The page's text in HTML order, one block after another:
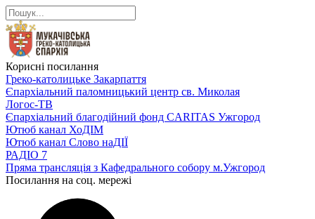
Корисні посилання
Греко-католицьке Закарпаття
Єпархіальний паломницький центр св. Миколая
Логос-ТВ
Єпархіальний благодійний фонд CARITAS Ужгород
Ютюб канал ХоДІМ
Ютюб канал Слово наДІЇ
РАДІО 7
Пряма трансляція з Кафедрального собору м.Ужгород
Посилання на соц. мережі